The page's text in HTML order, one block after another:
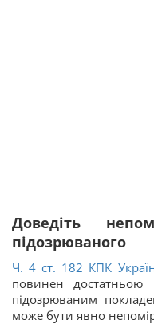
Доведіть
підозрюваного
Ч. 4 ст. 182 КПК
повинен достатньою
підозрюваним
може бути явно